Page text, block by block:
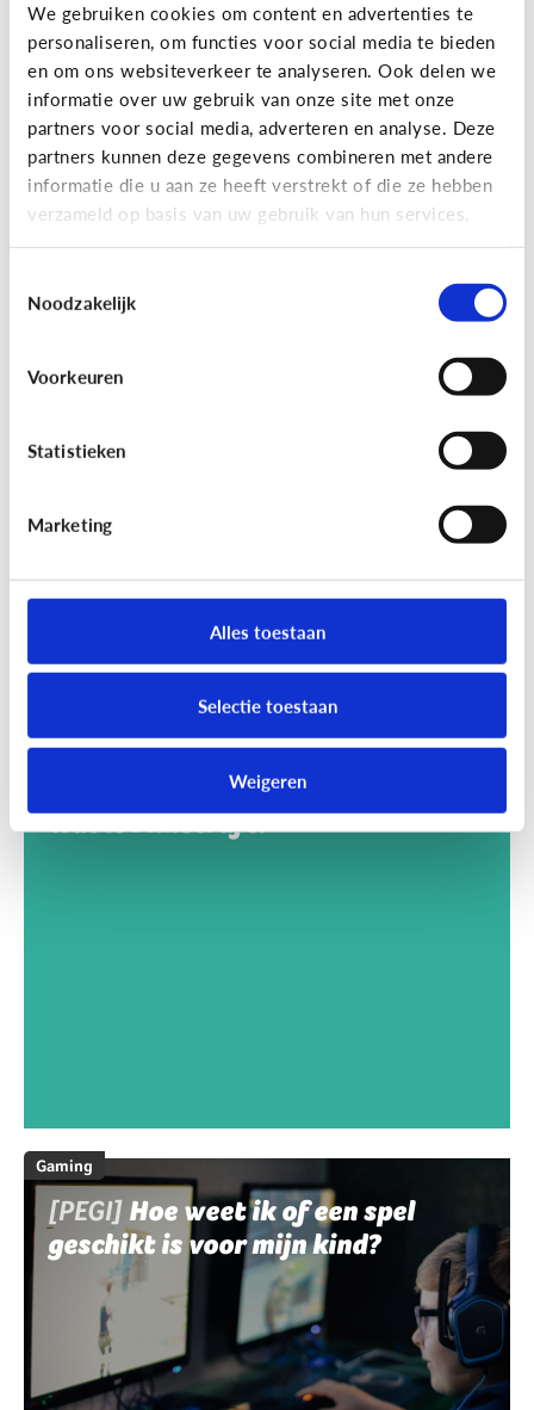
We gebruiken cookies om content en advertenties te
personaliseren, om functies voor social media te bieden
en om ons websiteverkeer te analyseren. Ook delen we
informatie over uw gebruik van onze site met onze
partners voor social media, adverteren en analyse. Deze
partners kunnen deze gegevens combineren met andere
informatie die u aan ze heeft verstrekt of die ze hebben
verzameld op basis van uw gebruik van hun services.
Noodzakelijk
Voorkeuren
Statistieken
Marketing
Alles toestaan
Selectie toestaan
Weigeren
Wat is Fall Guys?
Gaming
[Video] Gamet mijn kind teveel?
Wat is Minecraft?
Gaming
[PEGI] Hoe weet ik of een spel
geschikt is voor mijn kind?